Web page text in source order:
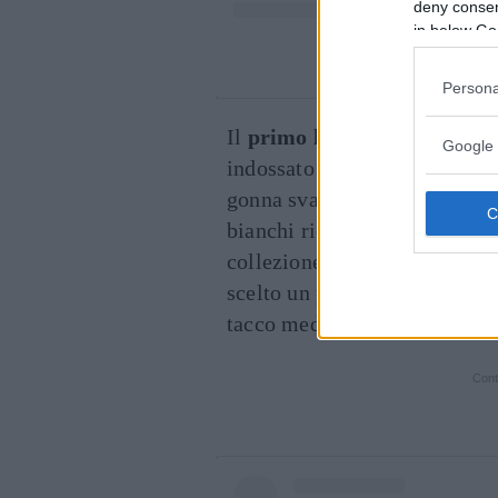
deny
in below
Google
Il primo look Sabrina
indossato per la
finalediTu
gonna svasata lunga fino al
bianchi ricamati a
collezione autunno-inverno
scelto un paio di
tacco medio e l’iconica